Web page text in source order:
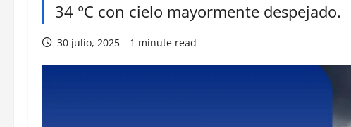
34 °C con cielo mayormente despejado.
30 julio, 2025 1 minute read